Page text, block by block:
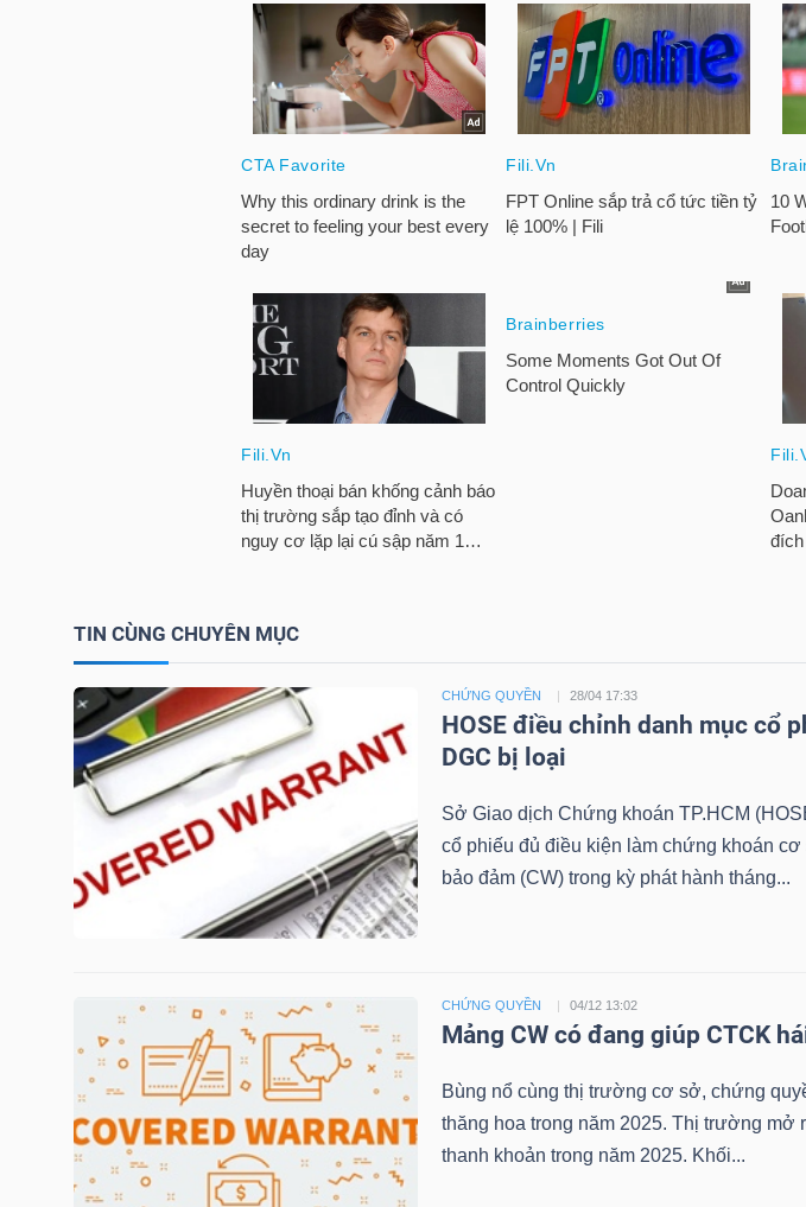
TIN CÙNG CHUYÊN MỤC
CHỨNG QUYỀN 28/04 17:33
HOSE điều chỉnh danh mục cổ
DGC bị loại
Sở Giao dịch Chứng khoán TP.HCM
cổ phiếu đủ điều kiện làm chứng khoán
bảo đảm (CW) trong kỳ phát hành tháng...
CHỨNG QUYỀN 04/12 13:02
Mảng CW có đang giúp CTCK
Bùng nổ cùng thị trường cơ sở, chứng
thăng hoa trong năm 2025. Thị trường mở
thanh khoản trong năm 2025. Khối...
DƯƠNG
CHÍNH
VIETSTOCKFINANCE